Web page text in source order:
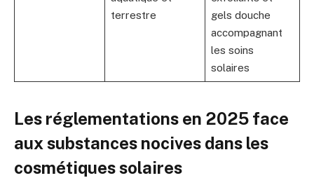
terrestre
gels douche
accompagnant
les soins
solaires
Les réglementations en 2025 face
aux substances nocives dans les
cosmétiques solaires